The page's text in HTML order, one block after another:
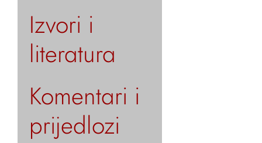
Izvori i
literatura
Komentari i
prijedlozi